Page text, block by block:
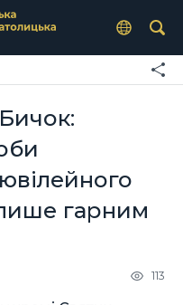
гарним
113